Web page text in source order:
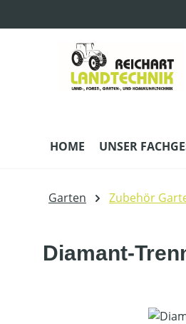
HOME UNSER
Garten Zubehör
Diamant-
Bildergalerie überspringen